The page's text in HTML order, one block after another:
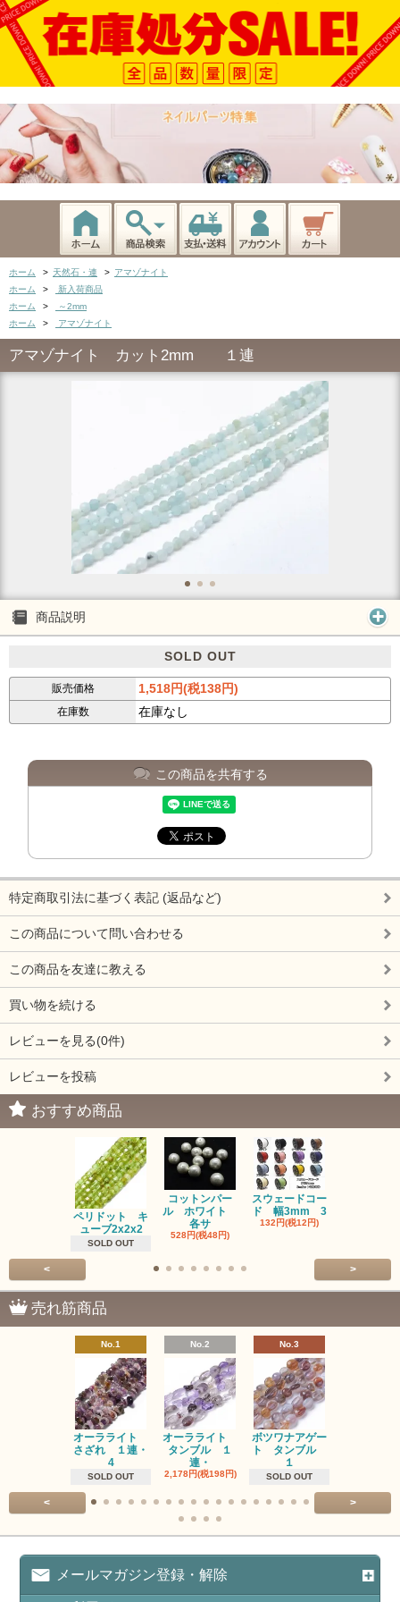
ホーム > 天然石・連 > アマゾナイト
ホーム
>
新入荷商品
ホーム
>
～2mm
ホーム
> アマゾナイト
アマゾナイト カット2mm １連
商品説明
SOLD OUT
販売価格 1,518円(税138円)
在庫数 在庫なし
この商品を共有する
特定商取引法に基づく表記 (返品など)
この商品について問い合わせる
この商品を友達に教える
買い物を続ける
レビューを見る(0件)
レビューを投稿
おすすめ商品
ペリドット キ
ューブ2x2x2
SOLD OUT
コットンパー
ル ホワイト
各サ
528円(税48円)
スウェードコー
ド 幅3mm 3
132円(税12円)
< >
売れ筋商品
No.1
オーラライト
さざれ １連・
4
SOLD OUT
No.2
オーラライト
タンブル １
連・
2,178円(税198円)
No.3
ボツワナアゲー
ト タンブル
１
SOLD OUT
< >
メールマガジン登録・解除